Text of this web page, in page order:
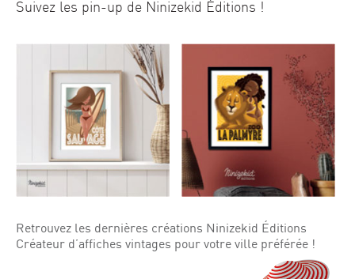
Suivez les pin-up de Ninizekid Éditions !
Retrouvez les dernières créations Ninizekid Éditions
Créateur d’affiches vintages pour votre ville préférée !